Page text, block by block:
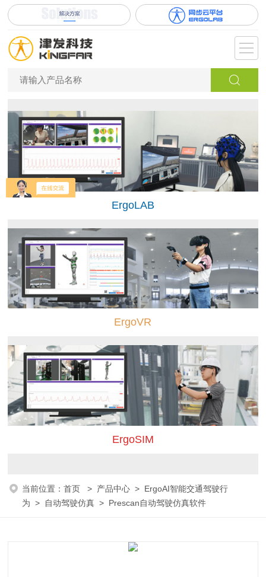
ErgoLAB
ErgoVR
ErgoSIM
当前位置：首页 > 产品中心 > ErgoAI智能交通驾驶行
为 > 自动驾驶仿真 > Prescan自动驾驶仿真软件